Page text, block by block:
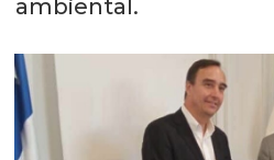
de marzo del
ovas a la
by y todavía
ambiental.